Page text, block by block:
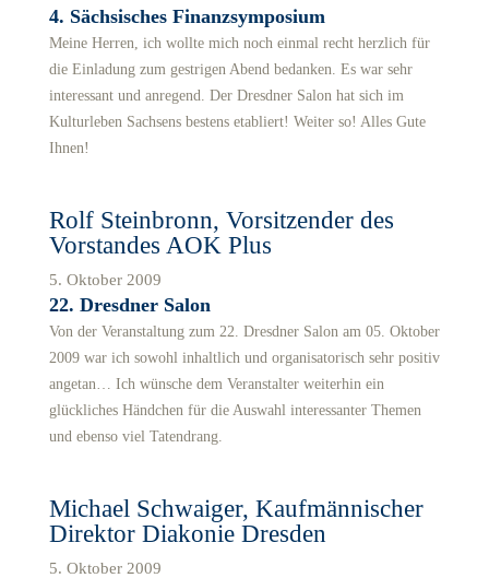
4. Sächsisches Finanzsymposium
Meine Herren, ich wollte mich noch einmal recht herzlich für
die Einladung zum gestrigen Abend bedanken. Es war sehr
interessant und anregend. Der Dresdner Salon hat sich im
Kulturleben Sachsens bestens etabliert! Weiter so! Alles Gute
Ihnen!
Rolf Steinbronn, Vorsitzender des
Vorstandes AOK Plus
5. Oktober 2009
22. Dresdner Salon
Von der Veranstaltung zum 22. Dresdner Salon am 05. Oktober
2009 war ich sowohl inhaltlich und organisatorisch sehr positiv
angetan… Ich wünsche dem Veranstalter weiterhin ein
glückliches Händchen für die Auswahl interessanter Themen
und ebenso viel Tatendrang.
Michael Schwaiger, Kaufmännischer
Direktor Diakonie Dresden
5. Oktober 2009